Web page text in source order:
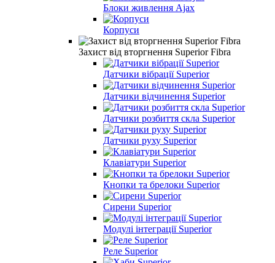
Блоки живлення Ajax
Корпуси
Захист від вторгнення Superior Fibra
Датчики вібрації Superior
Датчики відчинення Superior
Датчики розбиття скла Superior
Датчики руху Superior
Клавіатури Superior
Кнопки та брелоки Superior
Сирени Superior
Модулі інтеграції Superior
Реле Superior